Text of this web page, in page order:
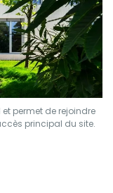
permet de rejoindre
principal du site.